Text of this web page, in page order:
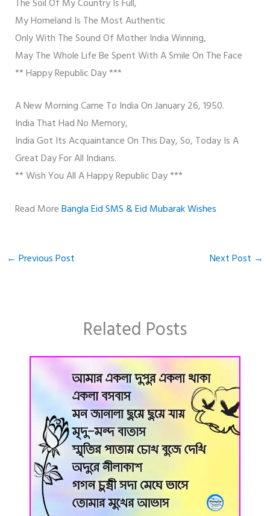
My Homeland Is The Most Authentic
Only With The Sound Of Mother India Winning,
May The Whole Life Be Spent With A Smile On The Face
** Happy Republic Day ***
A New Morning Came To India On January 26, 1950.
India That Had No Memory,
India Got Its Acquaintance On This Day, So, Today Is A
Great Day For All Indians.
** Wish You All A Happy Republic Day ***
Read MoreBangla Eid SMS & Eid Mubarak Wishes
← Previous Post Next Post →
Related Posts